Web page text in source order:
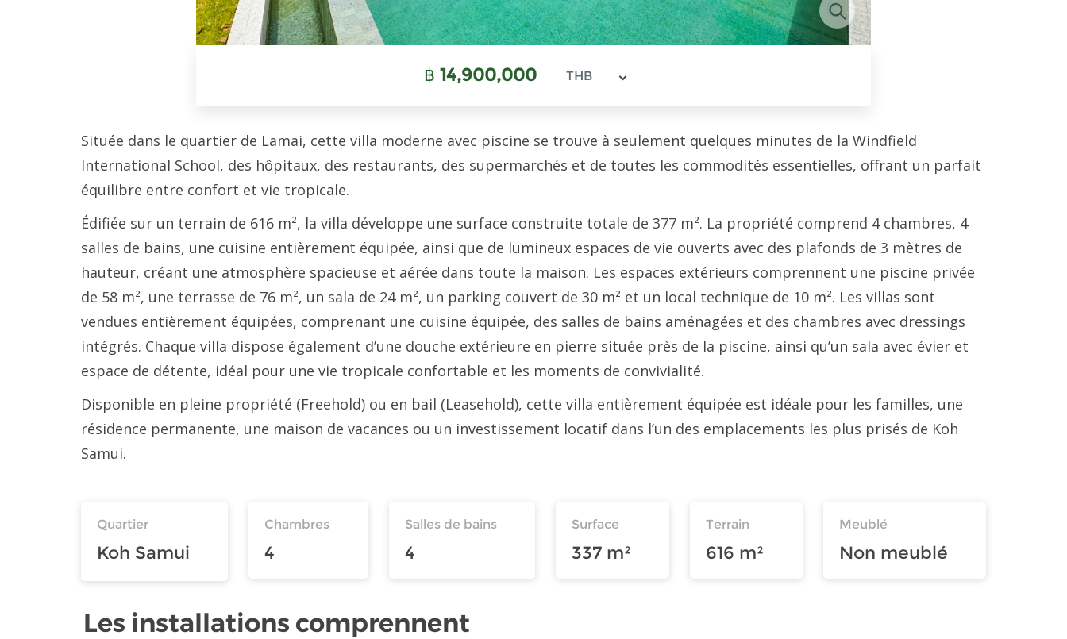
฿ 14,900,000 THB
Située dans le quartier de Lamai, cette villa moderne avec piscine se trouve à seulement quelques minutes de la Windfield
International School, des hôpitaux, des restaurants, des supermarchés et de toutes les commodités essentielles, offrant un parfait
équilibre entre confort et vie tropicale.
Édifiée sur un terrain de 616 m², la villa développe une surface construite totale de 377 m². La propriété comprend 4 chambres, 4
salles de bains, une cuisine entièrement équipée, ainsi que de lumineux espaces de vie ouverts avec des plafonds de 3 mètres de
hauteur, créant une atmosphère spacieuse et aérée dans toute la maison. Les espaces extérieurs comprennent une piscine privée
de 58 m², une terrasse de 76 m², un sala de 24 m², un parking couvert de 30 m² et un local technique de 10 m². Les villas sont
vendues entièrement équipées, comprenant une cuisine équipée, des salles de bains aménagées et des chambres avec dressings
intégrés. Chaque villa dispose également d’une douche extérieure en pierre située près de la piscine, ainsi qu’un sala avec évier et
espace de détente, idéal pour une vie tropicale confortable et les moments de convivialité.
Disponible en pleine propriété (Freehold) ou en bail (Leasehold), cette villa entièrement équipée est idéale pour les familles, une
résidence permanente, une maison de vacances ou un investissement locatif dans l’un des emplacements les plus prisés de Koh
Samui.
Quartier
Koh Samui
Chambres
4
Salles de bains
4
Surface
337 m²
Terrain
616 m²
Meublé
Non meublé
Les installations comprennent